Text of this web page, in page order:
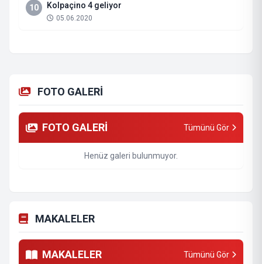
10 Kolpaçino 4 geliyor
05.06.2020
FOTO GALERİ
FOTO GALERİ Tümünü Gör
Henüz galeri bulunmuyor.
MAKALELER
MAKALELER Tümünü Gör